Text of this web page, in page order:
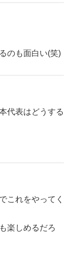
のも面白い(笑)
代表はどうする
これをやってく
楽しめるだろ